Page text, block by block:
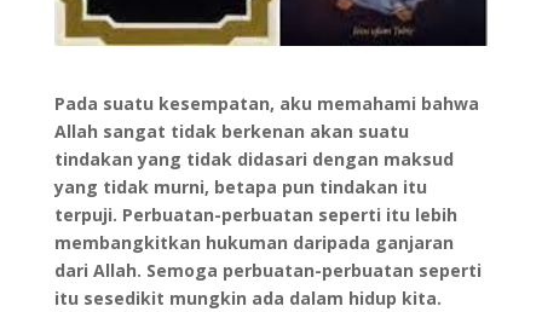
Pada suatu kesempatan, aku memahami bahwa
Allah sangat tidak berkenan akan suatu
tindakan yang tidak didasari dengan maksud
yang tidak murni, betapa pun tindakan itu
terpuji. Perbuatan-perbuatan seperti itu lebih
membangkitkan hukuman daripada ganjaran
dari Allah. Semoga perbuatan-perbuatan seperti
itu sesedikit mungkin ada dalam hidup kita.